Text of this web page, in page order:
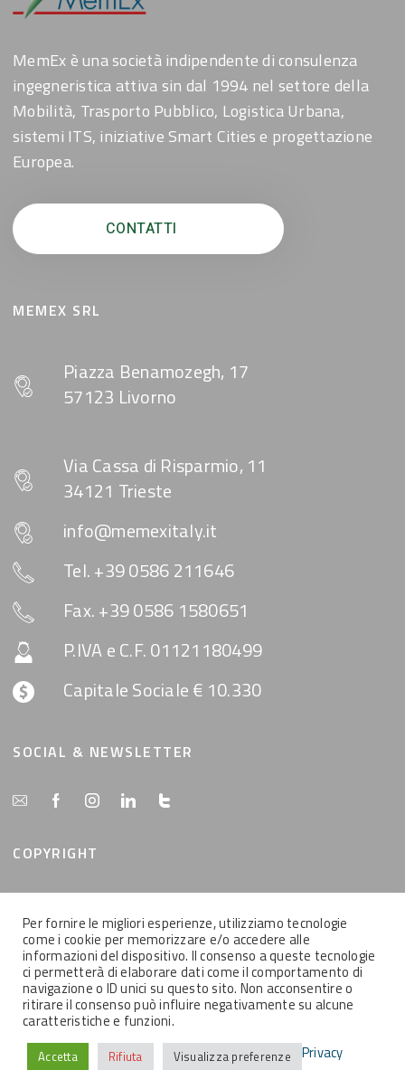
MemEx è una società indipendente di consulenza
ingegneristica attiva sin dal 1994 nel settore della
Mobilità, Trasporto Pubblico, Logistica Urbana,
sistemi ITS, iniziative Smart Cities e progettazione
Europea.
CONTATTI
MEMEX SRL
Piazza Benamozegh, 17
57123 Livorno
Via Cassa di Risparmio, 11
34121 Trieste
info@memexitaly.it
Tel. +39 0586 211646
Fax. +39 0586 1580651
P.IVA e C.F. 01121180499
Capitale Sociale € 10.330
SOCIAL & NEWSLETTER
COPYRIGHT
Tutti i contenuti del presente sito sono di proprietà
della MemEx srl, tutti i diritti riservati.
2021 © MEMEX SRL - Tutti i contenuti del presente sito sono di proprietà
della MemEx srl, tutti i diritti riservati - Powered by KEYIDEA
Per fornire le migliori esperienze, utilizziamo tecnologie
come i cookie per memorizzare e/o accedere alle
informazioni del dispositivo. Il consenso a queste tecnologie
ci permetterà di elaborare dati come il comportamento di
navigazione o ID unici su questo sito. Non acconsentire o
ritirare il consenso può influire negativamente su alcune
caratteristiche e funzioni.
Accetta Rifiuta Visualizza preferenze Privacy